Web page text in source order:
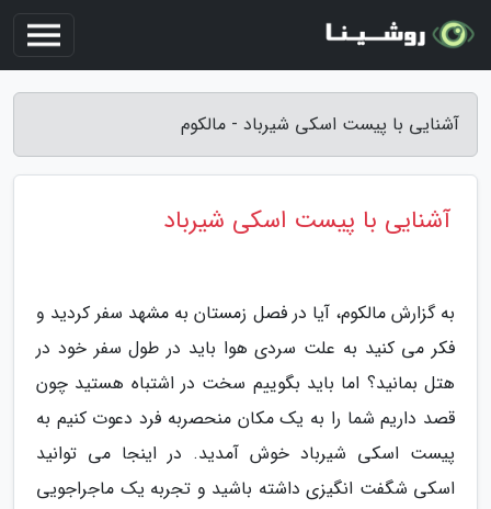
آشنایی با پیست اسکی شیرباد - مالکوم
آشنایی با پیست اسکی شیرباد
به گزارش مالکوم، آیا در فصل زمستان به مشهد سفر کردید و
فکر می کنید به علت سردی هوا باید در طول سفر خود در
هتل بمانید؟ اما باید بگوییم سخت در اشتباه هستید چون
قصد داریم شما را به یک مکان منحصربه فرد دعوت کنیم به
پیست اسکی شیرباد خوش آمدید. در اینجا می توانید
اسکی شگفت انگیزی داشته باشید و تجربه یک ماجراجویی